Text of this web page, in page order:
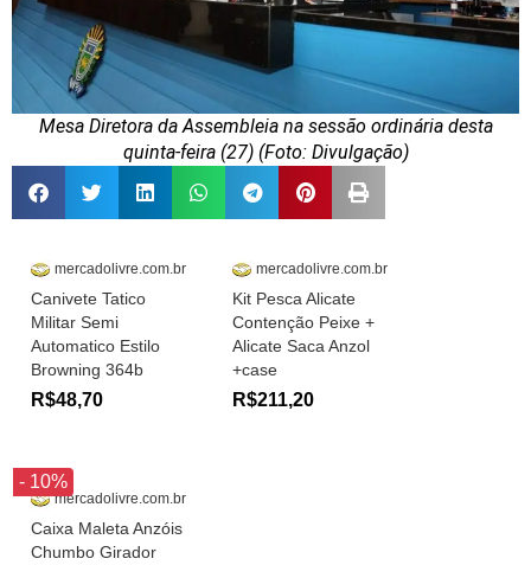
Mesa Diretora da Assembleia na sessão ordinária desta
quinta-feira (27) (Foto: Divulgação)
mercadolivre.com.br
Canivete Tatico
Militar Semi
Automatico Estilo
Browning 364b
R$48,70
mercadolivre.com.br
Kit Pesca Alicate
Contenção Peixe +
Alicate Saca Anzol
+case
R$211,20
- 10%
mercadolivre.com.br
Caixa Maleta Anzóis
Chumbo Girador